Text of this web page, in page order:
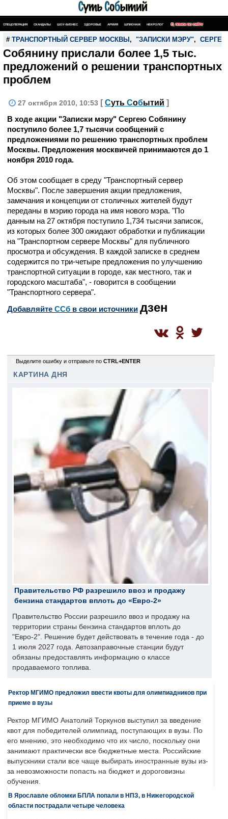
СПЕЦОПЕРАЦИЯ СКАНДАЛЫ ШОУ-БИЗНЕС ЗДОРОВЬЕ АРМИЯ ШПИОНАЖ НЕКРОЛОГ ПОИСК ПО САЙТУ
# ТРАНСПОРТНЫЙ СЕРВЕР МОСКВЫ , "ЗАПИСКИ МЭРУ",
Собянину прислали более 1,5 тыс.
предложений о решении транспортных
проблем
27 октября 2010, 10:53 [ Суть Событий ]
В ходе акции "Записки мэру" Сергею Собянину
поступило более 1,7 тысячи сообщений с
предложениями по решению транспортных проблем
Москвы. Предложения москвичей принимаются до 1
ноября 2010 года.
Об этом сообщает в среду "Транспортный сервер
Москвы". После завершения акции предложения,
замечания и концепции от столичных жителей будут
переданы в мэрию города на имя нового мэра. "По
данным на 27 октября поступило 1,734 тысячи записок,
из которых более 300 ожидают обработки и публикации
на "Транспортном сервере Москвы" для публичного
просмотра и обсуждения. В каждой записке в среднем
содержится по три-четыре предложения по улучшению
транспортной ситуации в городе, как местного, так и
городского масштаба", - говорится в сообщении
"Транспортного сервера".
Добавляйте CСб в свои источники дзен
Выделите ошибку и отправьте по CTRL+ENTER
КАРТИНА ДНЯ
Правительство РФ разрешило ввоз и продажу
бензина стандартов вплоть до «Евро-2»
Правительство России разрешило ввоз и продажу на
территории страны бензина стандартов вплоть до
"Евро-2". Решение будет действовать в течение года - до
1 июля 2027 года. Автозаправочные станции будут
обязаны предоставлять информацию о классе
продаваемого топлива.
Ректор МГИМО предложил ввести квоты для олимпиадников при
приеме в вузы
Ректор МГИМО Анатолий Торкунов выступил за введение
квот для победителей олимпиад, поступающих в вузы. По
его мнению, это необходимо что их число, поскольку они
занимают практически все бюджетные места. Российские
выпускники стали все чаще выбирать иностранные вузы из-
за невозможности попасть на бюджет и дороговизны
обучения.
В Ярославле обломки БПЛА попали в НПЗ, в Нижегородской
области пострадали четыре человека